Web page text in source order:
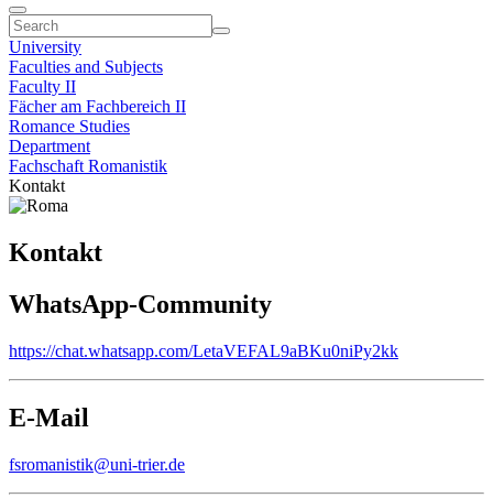
University
Faculties and Subjects
Faculty II
Fächer am Fachbereich II
Romance Studies
Department
Fachschaft Romanistik
Kontakt
Kontakt
WhatsApp-Community
https://chat.whatsapp.com/LetaVEFAL9aBKu0niPy2kk
E-Mail
fsromanistik@uni-trier.de